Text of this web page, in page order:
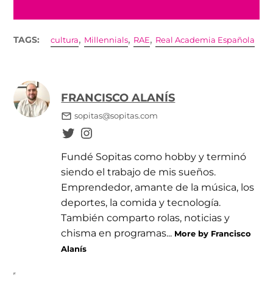
TAGS: cultura, Millennials, RAE, Real Academia Española
FRANCISCO ALANÍS
sopitas@sopitas.com
Fundé Sopitas como hobby y terminó
siendo el trabajo de mis sueños.
Emprendedor, amante de la música, los
deportes, la comida y tecnología.
También comparto rolas, noticias y
chisma en programas... More by Francisco
Alanís